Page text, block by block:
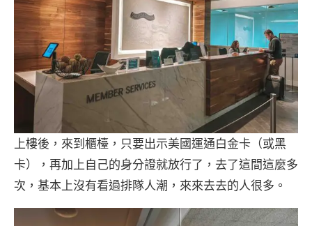
上樓後，來到櫃檯，只要出示美國運通白金卡（或黑
卡），再加上自己的身分證就放行了，去了這間這麼多
次，基本上沒有看過排隊人潮，來來去去的人很多。